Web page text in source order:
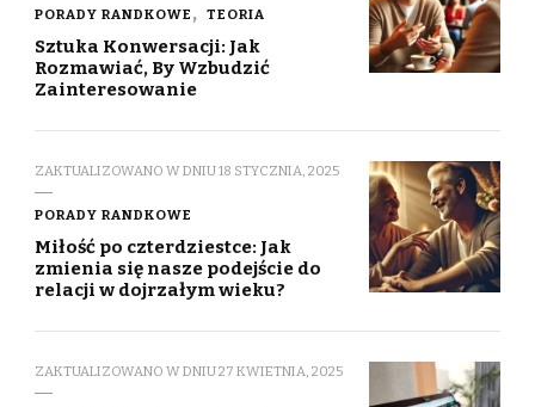
PORADY RANDKOWE TEORIA
Sztuka Konwersacji: Jak
Rozmawiać, By Wzbudzić
Zainteresowanie
ZAKTUALIZOWANO W DNIU18 STYCZNIA, 2025
PORADY RANDKOWE
Miłość po czterdziestce: Jak
zmienia się nasze podejście do
relacji w dojrzałym wieku?
ZAKTUALIZOWANO W DNIU27 KWIETNIA, 2025